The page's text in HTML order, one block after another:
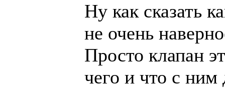
Ну как сказать
не очень
Просто клапан
чего и что с ним